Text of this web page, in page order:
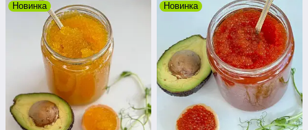
Новинка Новинка